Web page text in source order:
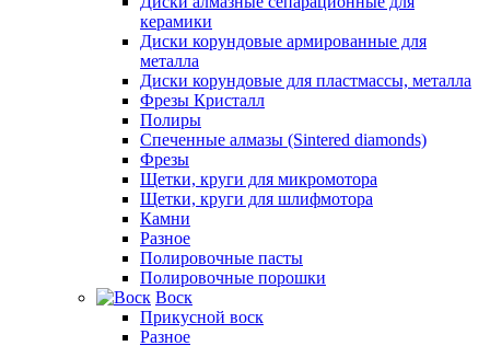
керамики
Диски корундовые армированные для
металла
Диски корундовые для пластмассы, металла
Фрезы Кристалл
Полиры
Спеченные алмазы (Sintered diamonds)
Фрезы
Щетки, круги для микромотора
Щетки, круги для шлифмотора
Камни
Разное
Полировочные пасты
Полировочные порошки
Воск
Прикусной воск
Разное